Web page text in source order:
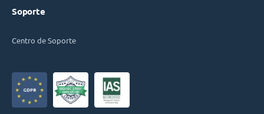
Soporte
Centro de Soporte